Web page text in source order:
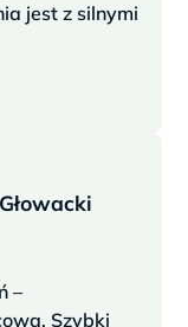
jest z silnymi
–
Szybki